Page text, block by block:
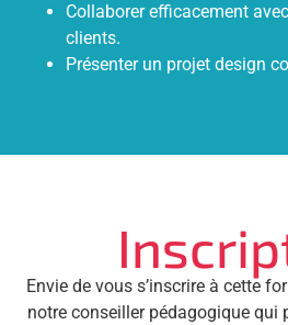
Collaborer efficacement
clients.
Présenter un projet design
Envie de vous s’inscrire à cette
notre conseiller pédagogique qui